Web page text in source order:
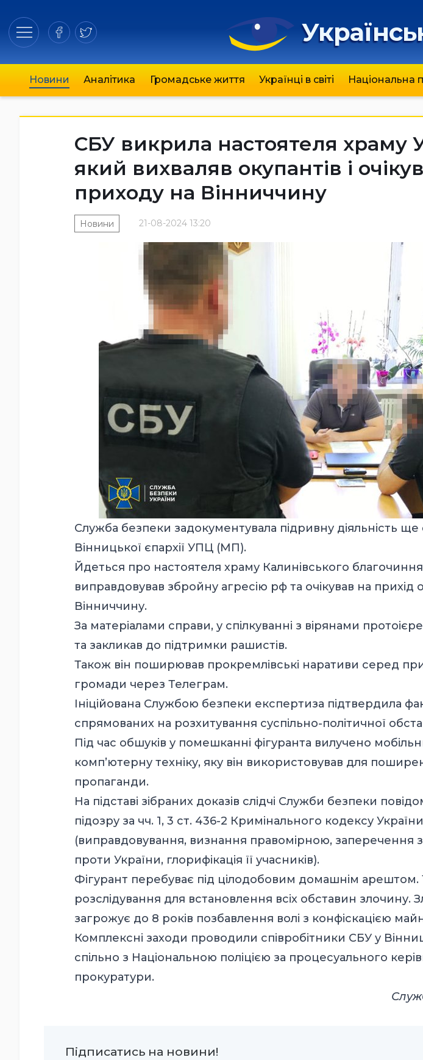
Новини Аналітика Громадське життя Українці в світі Національна
СБУ викрила настоятеля
який вихваляв окупантів і
приходу на Вінниччину
21-08-2024 13:20
Новини
Служба безпеки задокументувала підривну діяльність ще
Вінницької єпархії УПЦ (МП).
Йдеться про настоятеля храму Калинівського
виправдовував збройну агресію рф та очікував на прихід
Вінниччину.
За матеріалами справи, у спілкуванні з вірянами
та закликав до підтримки рашистів.
Також він поширював прокремлівські наративи серед
громади через Телеграм.
Ініційована Службою безпеки експертиза підтвердила
спрямованих на розхитування суспільно-політичної
Під час обшуків у помешканні фігуранта вилучено
комп’ютерну техніку, яку він використовував для
пропаганди.
На підставі зібраних доказів слідчі Служби безпеки
підозру за чч. 1, 3 ст. 436-2 Кримінального кодексу України
(виправдовування, визнання правомірною, заперечення
проти України, глорифікація її учасників).
Фігурант перебуває під цілодобовим домашнім арештом.
розслідування для встановлення всіх обставин злочину.
загрожує до 8 років позбавлення волі з конфіскацією
Комплексні заходи проводили співробітники СБУ у
спільно з Національною поліцією за процесуального
прокуратури.
Підписатись на новини!